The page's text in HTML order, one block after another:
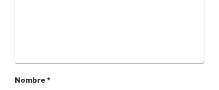
Nombre *